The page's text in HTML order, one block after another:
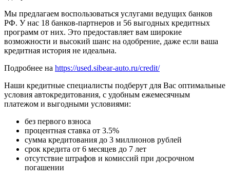
Мы предлагаем воспользоваться услугами ведущих банков
РФ. У нас 18 банков-партнеров и 56 выгодных кредитных
программ от них. Это предоставляет вам широкие
возможности и высокий шанс на одобрение, даже если ваша
кредитная история не идеальна.
Подробнее на https://used.sibear-auto.ru/credit/
Наши кредитные специалисты подберут для Вас оптимальные
условия автокредитования, с удобным ежемесячным
платежом и выгодными условиями:
без первого взноса
процентная ставка от 3.5%
сумма кредитования до 3 миллионов рублей
срок кредита от 6 месяцев до 7 лет
отсутствие штрафов и комиссий при досрочном
погашении